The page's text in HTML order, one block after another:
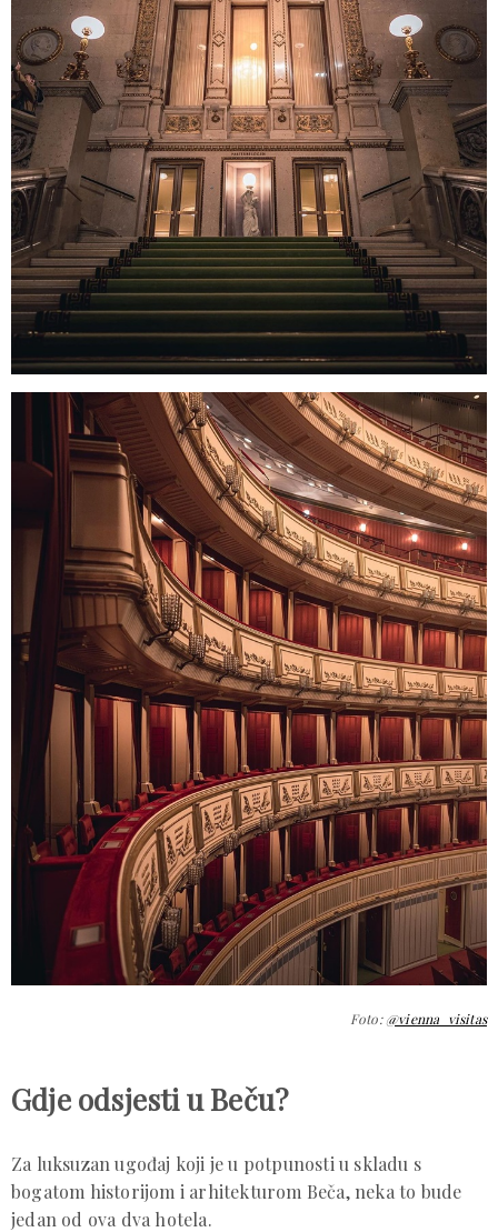
Foto:@vienna_visitas
Gdje odsjesti u Beču?
Za luksuzan ugođaj koji je u potpunosti u skladu s
bogatom historijom i arhitekturom Beča, neka to bude
jedan od ova dva hotela.